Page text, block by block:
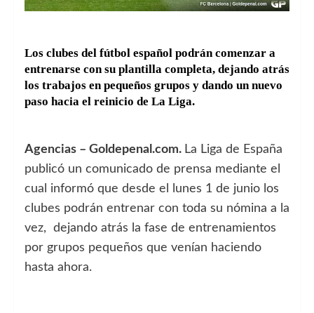
Los clubes del fútbol español podrán comenzar a
entrenarse con su plantilla completa, dejando atrás
los trabajos en pequeños grupos y dando un nuevo
paso hacia el reinicio de La Liga.
Agencias – Goldepenal.com. La Liga de España
publicó un comunicado de prensa mediante el
cual informó que desde el lunes 1 de junio los
clubes podrán entrenar con toda su nómina a la
vez, dejando atrás la fase de entrenamientos
por grupos pequeños que venían haciendo
hasta ahora.